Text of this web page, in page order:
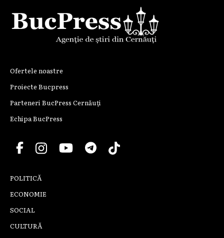
Ofertele noastre
Proiecte Bucpress
Parteneri BucPress Cernăuți
Echipa BucPress
POLITICĂ
ECONOMIE
SOCIAL
CULTURĂ